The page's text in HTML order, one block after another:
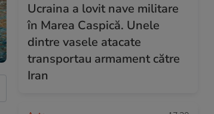
Ucraina a lovit nave militare
în Marea Caspică. Unele
dintre vasele atacate
transportau armament către
Iran